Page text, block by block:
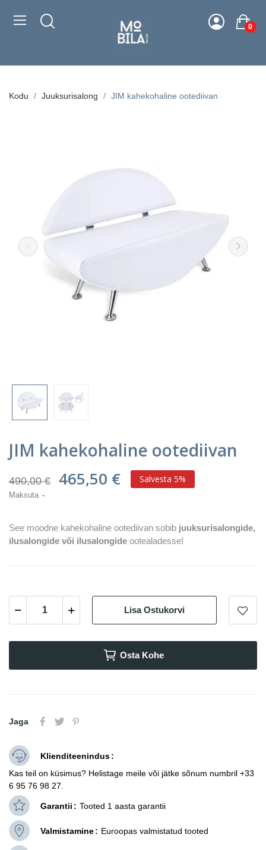
0
Kodu Juuksurisalong JIM kahekohaline ootediivan
JIM kahekohaline ootediivan
490,00 € 465,50 € Salvesta 5%
Maksuta
See moodne kahekohaline ootediivan sobib juuksurisalongide,
ilusalongide või ilusalongide ootealadesse!
Lisa Ostukorvi
Osta Kohe
Jaga
Klienditeenindus
Kas teil on küsimus? Helistage meile või jätke sõnum numbril +33
6 95 76 98 27.
Garantii Tooted 1 aasta garantii
Valmistamine Euroopas valmistatud tooted